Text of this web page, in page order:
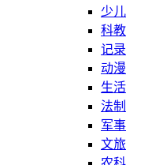
少儿
科教
记录
动漫
生活
法制
军事
文旅